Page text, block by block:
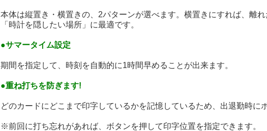
本体は縦置き・横置きの、2パターンが選べます。横置きにすれば、離
「時計を隠したい場所」に最適です。
●サマータイム設定
期間を指定して、時刻を自動的に1時間早めることが出来ます。
●重ね打ちを防ぎます!
どのカードにどこまで印字しているかを記憶しているため、出退勤時に
※前回に打ち忘れがあれば、ボタンを押して印字位置を指定できます。